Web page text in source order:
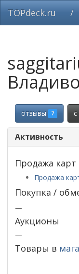
TOPdeck.ru /
отзывы 7 c
Активность
Продажа карт
Продажа
Покупка /
—
Аукционы
—
Товары в
—